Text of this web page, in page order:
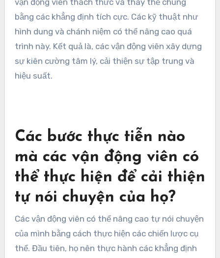
các mẫu tự nói chuyện tiêu cực bằng cách thực
hành tự nhận thức và cấu trúc lại tư duy. Đầu
tiên, họ nên theo dõi cuộc đối thoại bên trong
của mình trong quá trình tập luyện và thi đấu.
Nhận diện những suy nghĩ tiêu cực cho phép các
trình này. Kết quả là, các vận động viên xây dựng
sự kiên cường tâm lý, cải thiện sự tập trung và
hiệu suất.